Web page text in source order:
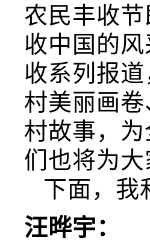
农民丰收
收中国的
收系列报
村美丽画
村故事，
们也将为
下面，我
汪晔宇：